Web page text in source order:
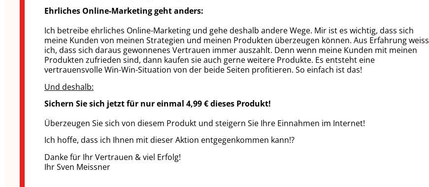
Ehrliches Online-Marketing geht anders:
Ich betreibe ehrliches Online-Marketing und gehe deshalb andere Wege. Mir ist es wichtig, dass sich
meine Kunden von meinen Strategien und meinen Produkten überzeugen können. Aus Erfahrung weiss
ich, dass sich daraus gewonnenes Vertrauen immer auszahlt. Denn wenn meine Kunden mit meinen
Produkten zufrieden sind, dann kaufen sie auch gerne weitere Produkte. Es entsteht eine
vertrauensvolle Win-Win-Situation von der beide Seiten profitieren. So einfach ist das!
Und deshalb:
Sichern Sie sich jetzt für nur einmal 4,99 € dieses Produkt!
Überzeugen Sie sich von diesem Produkt und steigern Sie Ihre Einnahmen im Internet!
Ich hoffe, dass ich Ihnen mit dieser Aktion entgegenkommen kann!?
Danke für Ihr Vertrauen & viel Erfolg!
Ihr Sven Meissner